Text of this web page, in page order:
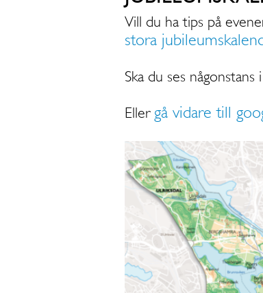
Vill du ha tips på
stora
Ska du ses någonstans
Eller gå vidare till